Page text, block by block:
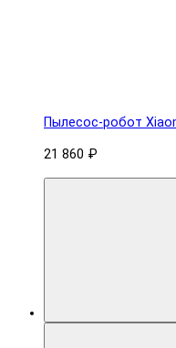
Пылесос-робот
21 860 ₽